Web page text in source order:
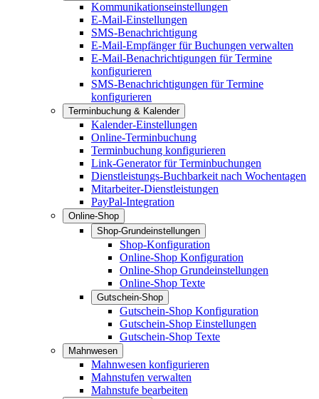
Kommunikationseinstellungen
E-Mail-Einstellungen
SMS-Benachrichtigung
E-Mail-Empfänger für Buchungen verwalten
E-Mail-Benachrichtigungen für Termine
konfigurieren
SMS-Benachrichtigungen für Termine
konfigurieren
Terminbuchung & Kalender
Kalender-Einstellungen
Online-Terminbuchung
Terminbuchung konfigurieren
Link-Generator für Terminbuchungen
Dienstleistungs-Buchbarkeit nach Wochentagen
Mitarbeiter-Dienstleistungen
PayPal-Integration
Online-Shop
Shop-Grundeinstellungen
Shop-Konfiguration
Online-Shop Konfiguration
Online-Shop Grundeinstellungen
Online-Shop Texte
Gutschein-Shop
Gutschein-Shop Konfiguration
Gutschein-Shop Einstellungen
Gutschein-Shop Texte
Mahnwesen
Mahnwesen konfigurieren
Mahnstufen verwalten
Mahnstufe bearbeiten